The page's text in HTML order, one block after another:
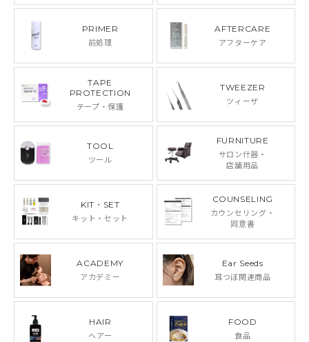
PRIMER
前処理
AFTERCARE
アフターケア
TAPE
PROTECTION
テープ・保護
TWEEZER
ツィーザ
TOOL
ツール
FURNITURE
サロン什器・
店舗用品
KIT・SET
キット・セット
COUNSELING
カウンセリング・
同意書
ACADEMY
アカデミー
Ear Seeds
耳つぼ関連商品
HAIR
ヘアー
FOOD
食品